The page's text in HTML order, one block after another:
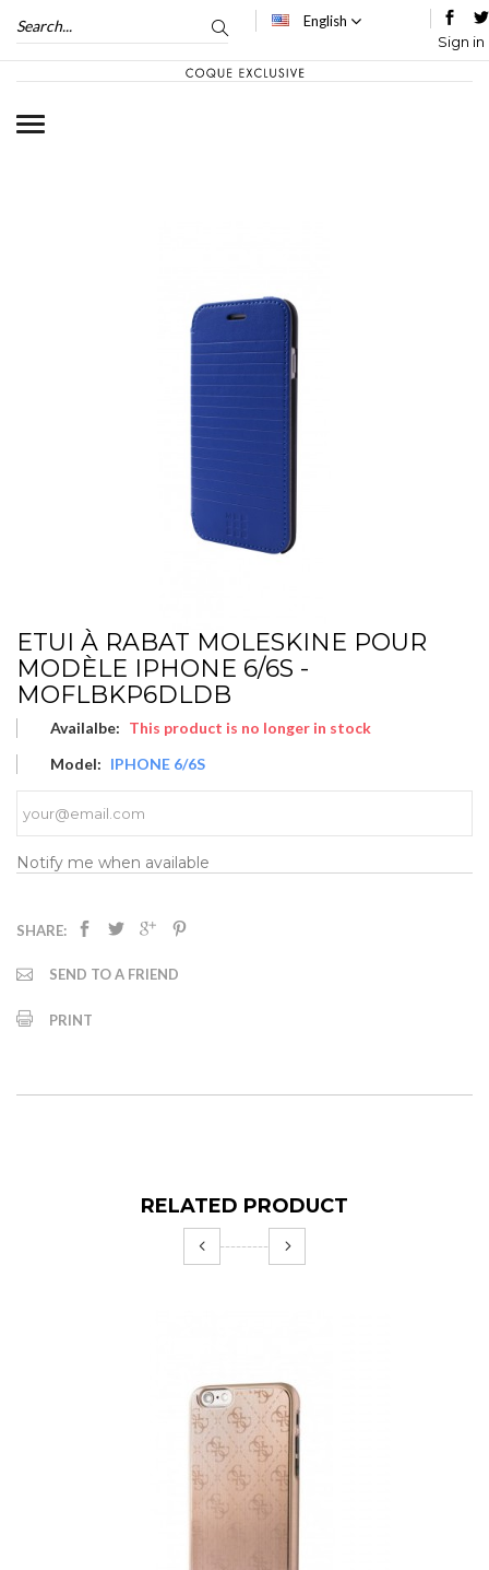
English
Sign in
ETUI À RABAT MOLESKINE POUR
MODÈLE IPHONE 6/6S -
MOFLBKP6DLDB
Availalbe: This product is no longer in stock
Model: IPHONE 6/6S
Notify me when available
SHARE:
SEND TO A FRIEND
PRINT
RELATED PRODUCT